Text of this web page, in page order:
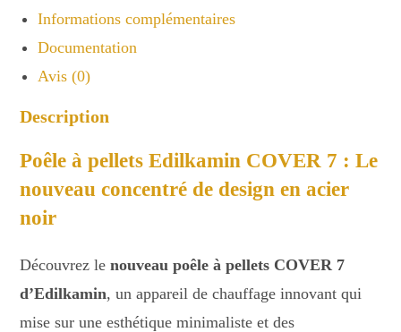
Informations complémentaires
Documentation
Avis (0)
Description
Poêle à pellets Edilkamin COVER 7 : Le
nouveau concentré de design en acier
noir
Découvrez lenouveau poêle à pellets COVER 7
d’Edilkamin, un appareil de chauffage innovant qui
mise sur une esthétique minimaliste et des